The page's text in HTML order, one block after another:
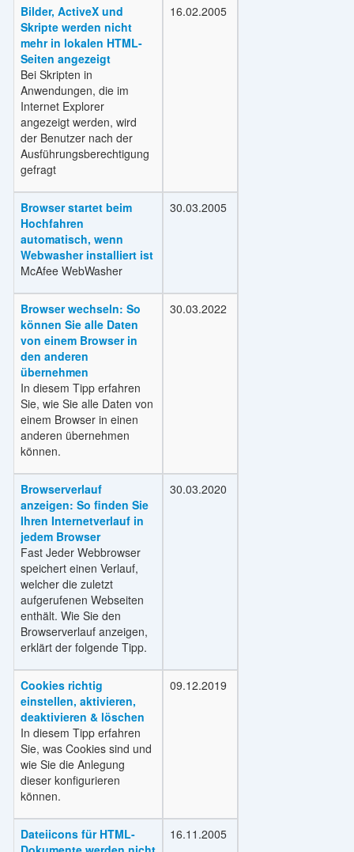
Bilder, ActiveX und
Skripte werden nicht
mehr in lokalen HTML-
Seiten angezeigt
Bei Skripten in
Anwendungen, die im
Internet Explorer
angezeigt werden, wird
der Benutzer nach der
Ausführungsberechtigung
gefragt
16.02.2005
Browser startet beim
Hochfahren
automatisch, wenn
Webwasher installiert ist
McAfee WebWasher
30.03.2005
Browser wechseln: So
können Sie alle Daten
von einem Browser in
den anderen
übernehmen
In diesem Tipp erfahren
Sie, wie Sie alle Daten von
einem Browser in einen
anderen übernehmen
können.
30.03.2022
Browserverlauf
anzeigen: So finden Sie
Ihren Internetverlauf in
jedem Browser
Fast Jeder Webbrowser
speichert einen Verlauf,
welcher die zuletzt
aufgerufenen Webseiten
enthält. Wie Sie den
Browserverlauf anzeigen,
erklärt der folgende Tipp.
30.03.2020
Cookies richtig
einstellen, aktivieren,
deaktivieren & löschen
In diesem Tipp erfahren
Sie, was Cookies sind und
wie Sie die Anlegung
dieser konfigurieren
können.
09.12.2019
Dateiicons für HTML-
16.11.2005